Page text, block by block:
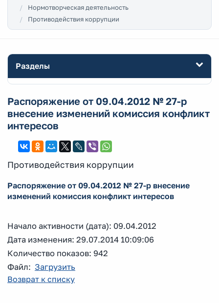
Нормотворческая деятельность
Противодействия коррупции
Разделы
Распоряжение от 09.04.2012 № 27-р
внесение изменений комиссия конфликт
интересов
Противодействия коррупции
Распоряжение от 09.04.2012 № 27-р внесение
изменений комиссия конфликт интересов
Начало активности (дата): 09.04.2012
Дата изменения: 29.07.2014 10:09:06
Количество показов: 942
Файл: Загрузить
Возврат к списку